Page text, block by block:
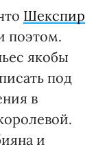
Шекспир
поэтом.
якобы
под
в
и